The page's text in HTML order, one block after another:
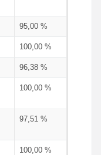
95,00 %
100,00 %
96,38 %
100,00 %
97,51 %
100,00 %